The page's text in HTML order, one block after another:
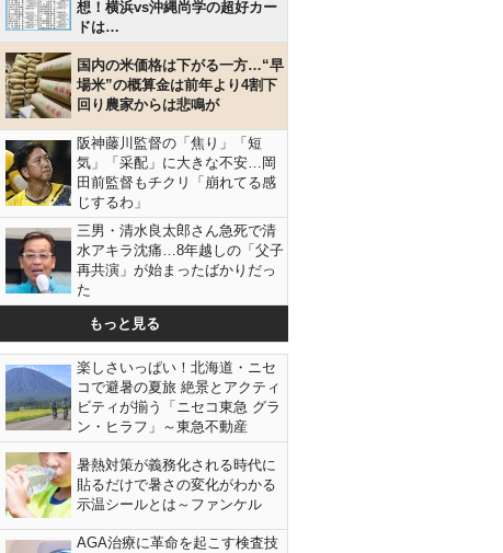
想！横浜vs沖縄尚学の超好カー
ドは…
国内の米価格は下がる一方…“早
場米”の概算金は前年より4割下
回り農家からは悲鳴が
阪神藤川監督の「焦り」「短
気」「采配」に大きな不安…岡
田前監督もチクリ「崩れてる感
じするわ」
三男・清水良太郎さん急死で清
水アキラ沈痛…8年越しの「父子
再共演」が始まったばかりだっ
た
もっと見る
楽しさいっぱい！北海道・ニセ
コで避暑の夏旅 絶景とアクティ
ビティが揃う「ニセコ東急 グラ
ン・ヒラフ」～東急不動産
暑熱対策が義務化される時代に
貼るだけで暑さの変化がわかる
示温シールとは～ファンケル
AGA治療に革命を起こす検査技